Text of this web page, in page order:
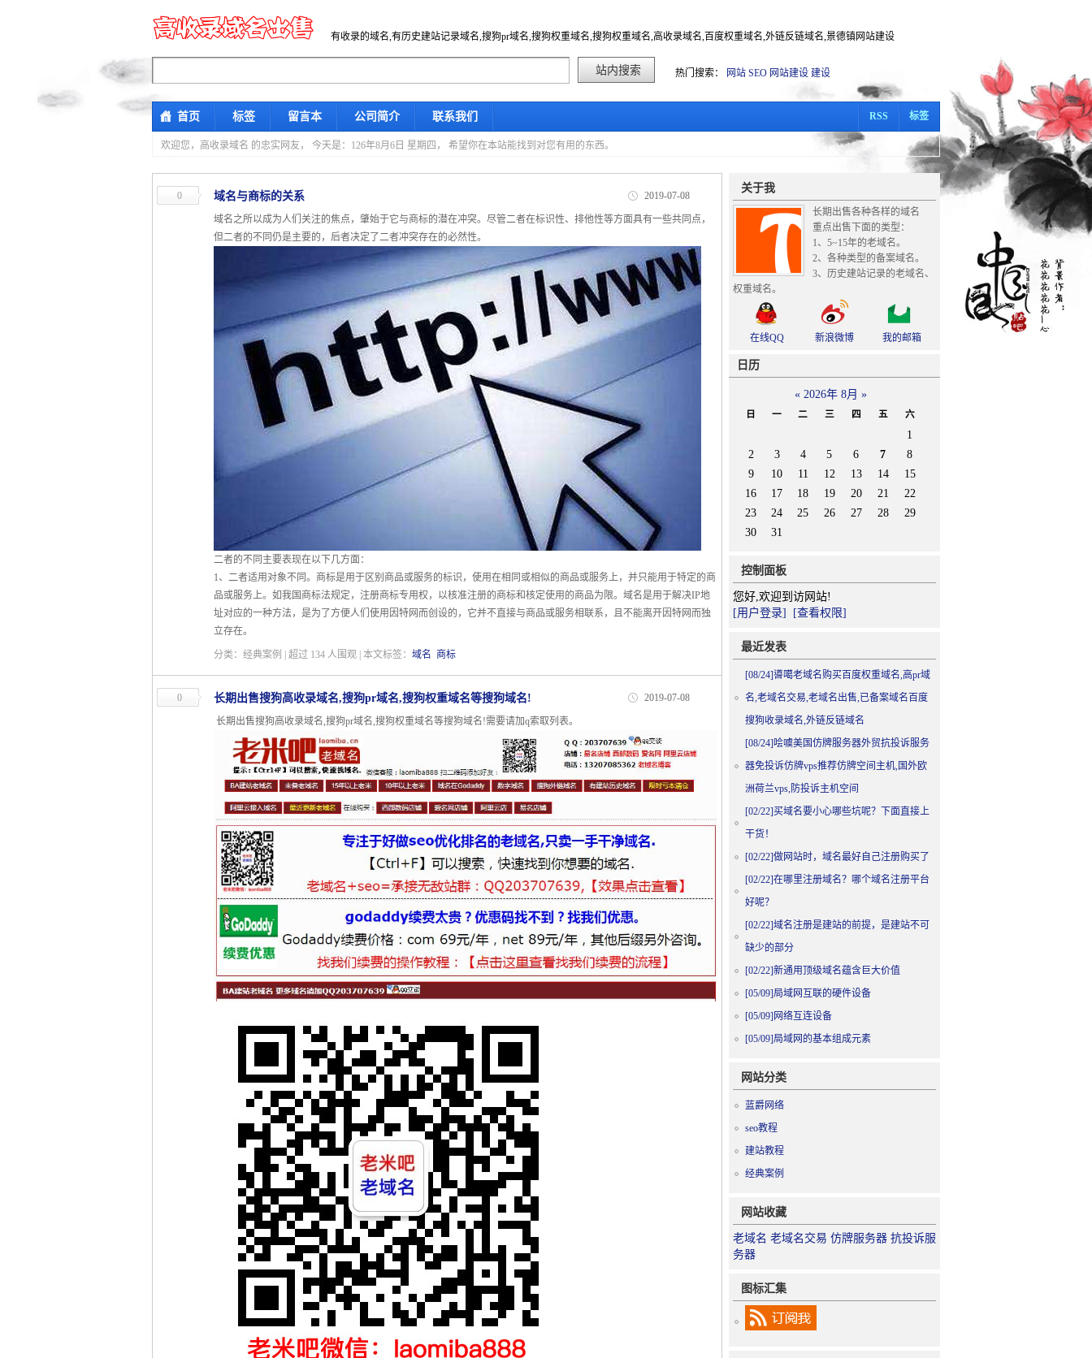
有收录的域名,有历史建站记录域名,搜狗pr域名,搜狗权重域名,搜狗权重域名,高收录域名,百度权重域名,外链反链域名,景德镇网站建设
热门搜索： 网站 SEO 网站建设 建设
首页 标签 留言本 公司简介 联系我们 RSS 标签
欢迎您，高收录域名 的忠实网友， 今天是：126年8月6日 星期四， 希望你在本站能找到对您有用的东西。
0 2019-07-08
域名与商标的关系
域名之所以成为人们关注的焦点，肇始于它与商标的潜在冲突。尽管二者在标识性、排他性等方面具有一些共同点，
但二者的不同仍是主要的，后者决定了二者冲突存在的必然性。
二者的不同主要表现在以下几方面：
1、二者适用对象不同。商标是用于区别商品或服务的标识，使用在相同或相似的商品或服务上，并只能用于特定的商
品或服务上。如我国商标法规定，注册商标专用权，以核准注册的商标和核定使用的商品为限。域名是用于解决IP地
址对应的一种方法，是为了方便人们使用因特网而创设的，它并不直接与商品或服务相联系，且不能离开因特网而独
立存在。
分类：经典案例 | 超过 134 人围观 | 本文标签： 域名 商标
0 2019-07-08
长期出售搜狗高收录域名,搜狗pr域名,搜狗权重域名等搜狗域名!
长期出售搜狗高收录域名,搜狗pr域名,搜狗权重域名等搜狗域名!需要请加q索取列表。
关于我
长期出售各种各样的域名
重点出售下面的类型：
1、5~15年的老域名。
2、各种类型的备案域名。
3、历史建站记录的老域名、
权重域名。
在线QQ 新浪微博 我的邮箱
日历
« 2026年 8月 »
日 一 二 三 四 五 六
1
2
3 4 5 6 7
8
9
10 11 12 13 14
15
16
17 18 19 20 21
22
23
24 25 26 27 28
29
30
31
控制面板
您好,欢迎到访网站!
[用户登录]
[查看权限]
最近发表
[08/24]噵噶老域名购买百度权重域名,高pr域
名,老域名交易,老域名出售,已备案域名百度
搜狗收录域名,外链反链域名
[08/24]哙噳美国仿牌服务器外贸抗投诉服务
器免投诉仿牌vps推荐仿牌空间主机,国外欧
洲荷兰vps,防投诉主机空间
[02/22]买域名要小心哪些坑呢？下面直接上
干货！
[02/22]做网站时，域名最好自己注册购买了
[02/22]在哪里注册域名？哪个域名注册平台
好呢？
[02/22]域名注册是建站的前提，是建站不可
缺少的部分
[02/22]新通用顶级域名蕴含巨大价值
[05/09]局域网互联的硬件设备
[05/09] 网络互连设备
[05/09]局域网的基本组成元素
网站分类
蓝爵网络
seo教程
建站教程
经典案例
网站收藏
老域名 老域名交易 仿牌服务器 抗投诉服
务器
图标汇集